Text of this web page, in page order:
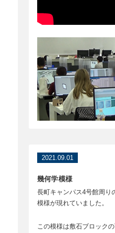
2021.09.01
幾何学模様
長町キャンパス4号館周り
模様が現れていました。
この模様は敷石ブロック